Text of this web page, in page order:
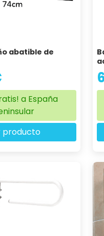
abatible de
a España
producto